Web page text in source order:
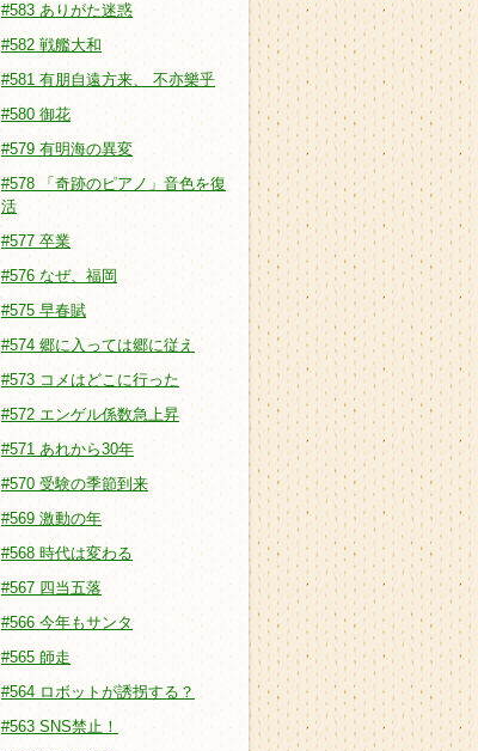
#583 ありがた迷惑
#582 戦艦大和
#581 有朋自遠方来、 不亦樂乎
#580 御花
#579 有明海の異変
#578 「奇跡のピアノ」音色を復
活
#577 卒業
#576 なぜ、福岡
#575 早春賦
#574 郷に入っては郷に従え
#573 コメはどこに行った
#572 エンゲル係数急上昇
#571 あれから30年
#570 受験の季節到来
#569 激動の年
#568 時代は変わる
#567 四当五落
#566 今年もサンタ
#565 師走
#564 ロボットが誘拐する？
#563 SNS禁止！